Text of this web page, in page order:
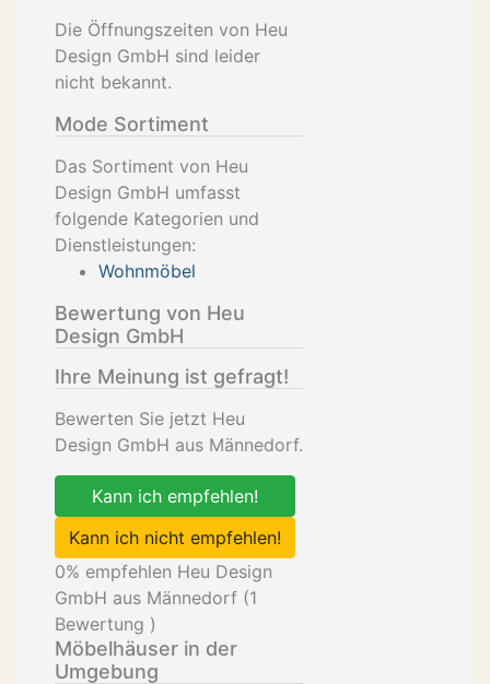
Die Öffnungszeiten von Heu
Design GmbH sind leider
nicht bekannt.
Mode Sortiment
Das Sortiment von Heu
Design GmbH umfasst
folgende Kategorien und
Dienstleistungen:
Wohnmöbel
Bewertung von Heu
Design GmbH
Ihre Meinung ist gefragt!
Bewerten Sie jetzt Heu
Design GmbH aus Männedorf.
Kann ich empfehlen!
Kann ich nicht empfehlen!
0% empfehlen Heu Design
GmbH aus Männedorf (1
Bewertung )
Möbelhäuser in der
Umgebung